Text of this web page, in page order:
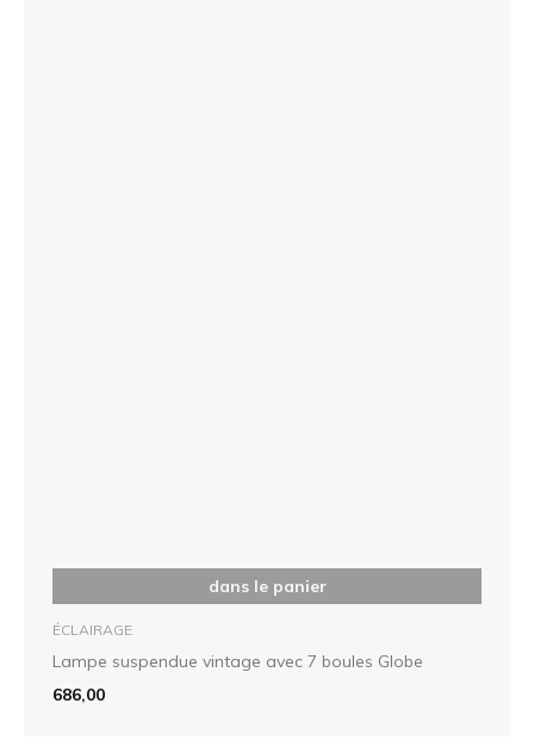
dans le panier
ÉCLAIRAGE
Lampe suspendue vintage avec 7 boules Globe
686,00